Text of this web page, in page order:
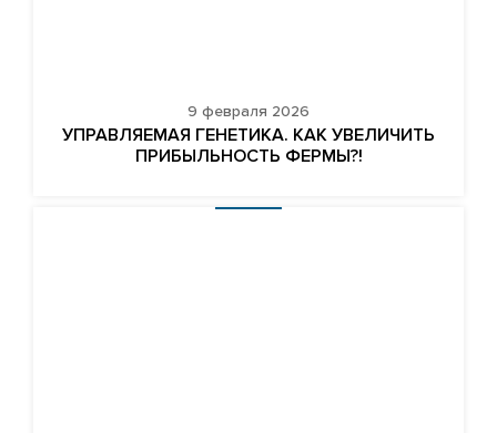
9 февраля 2026
УПРАВЛЯЕМАЯ ГЕНЕТИКА. КАК УВЕЛИЧИТЬ
ПРИБЫЛЬНОСТЬ ФЕРМЫ?!